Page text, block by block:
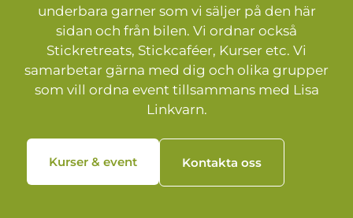
underbara garner som vi säljer på den här
sidan och från bilen. Vi ordnar också
Stickretreats, Stickcaféer, Kurser etc. Vi
samarbetar gärna med dig och olika grupper
som vill ordna event tillsammans med Lisa
Linkvarn.
Kurser & event Kontakta oss